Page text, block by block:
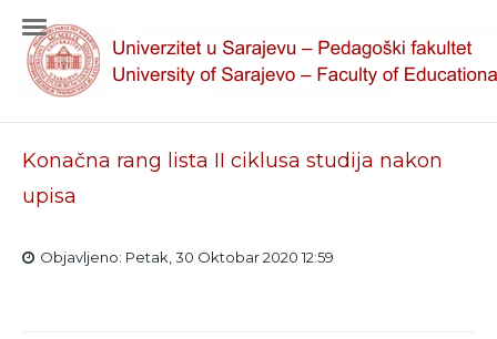
Konačna rang lista II ciklusa studija nakon
upisa
Objavljeno: Petak, 30 Oktobar 2020 12:59